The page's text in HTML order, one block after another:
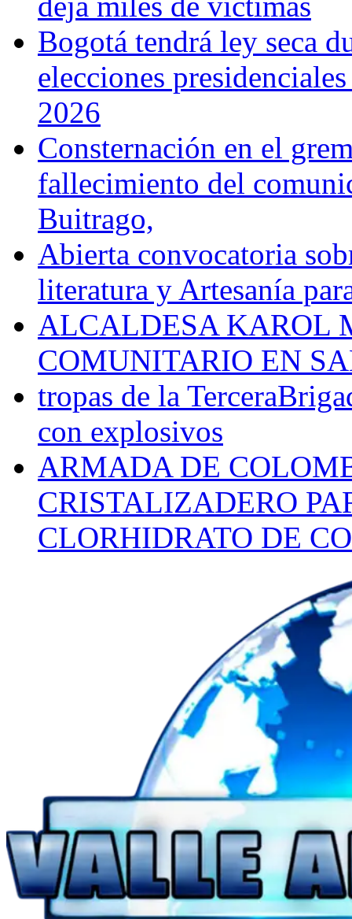
Bogotá tendrá ley seca
elecciones
2026
Consternación en el
fallecimiento del
Buitrago,
Abierta convocatoria
literatura y Artesanía
ALCALDESA KAROL
COMUNITARIO EN
tropas de la
con explosivos
ARMADA DE
CRISTALIZADERO
CLORHIDRATO DE